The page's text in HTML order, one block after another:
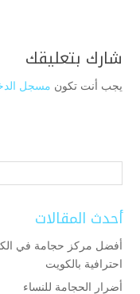
شارك بتعليقك
يجب أنت تكون مسجل
أحدث المقالات
أفضل مركز حجامة في
احترافية بالكويت
أضرار الحجامة للنساء